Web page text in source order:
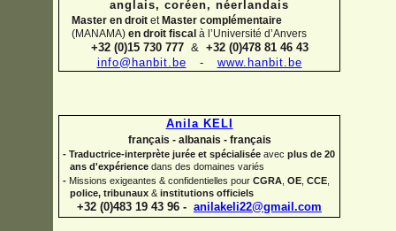
anglais, coréen, néerlandais
Master en droit etMaster complémentaire
(MANAMA) en droit fiscal à l’Université d’Anvers
+32 (0)15 730 777& +32 (0)478 81 46 43
info@hanbit.be - www.hanbit.be
Anila KELI
français -albanais -français
- Traductrice-interprète jurée et spécialisée avec plus de 20
ans d'expérience dans des domaines variés
- Missions exigeantes & confidentielles pour CGRA OE CCE
police, tribunaux & institutions officiels
+32 (0)483 19 43 96 - anilakeli22@gmail.com